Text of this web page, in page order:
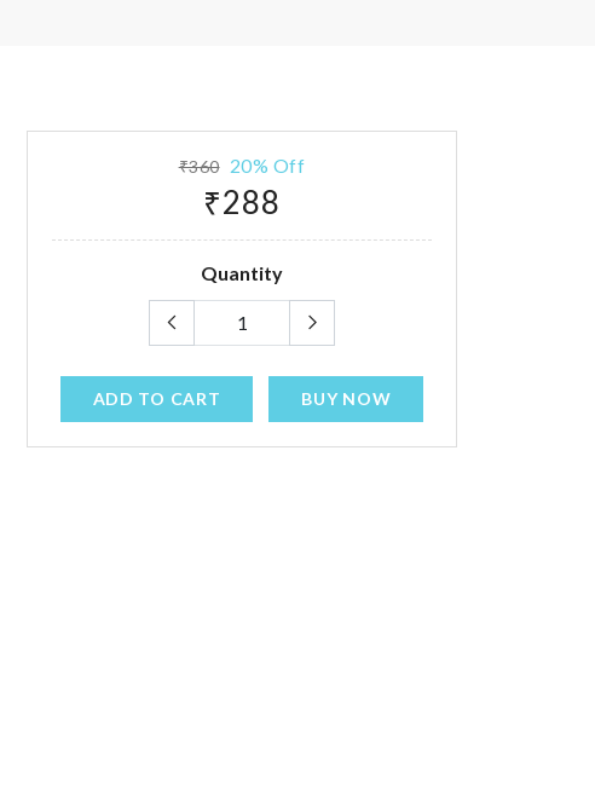
₹360 20% Off
₹288
Quantity
ADD TO CART BUY NOW